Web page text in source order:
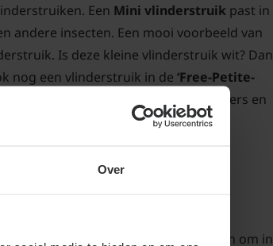
Over
Een Mini vlinderstruik past in
andere insecten. Een mooi voorbeeld van
Is deze kleine vlinderstruik wit? Dan
nog een vlinderstruik in de ‘Free-Petite-
grote aantrekkingskracht op vlinders en
is van Juli tot en met September en om in